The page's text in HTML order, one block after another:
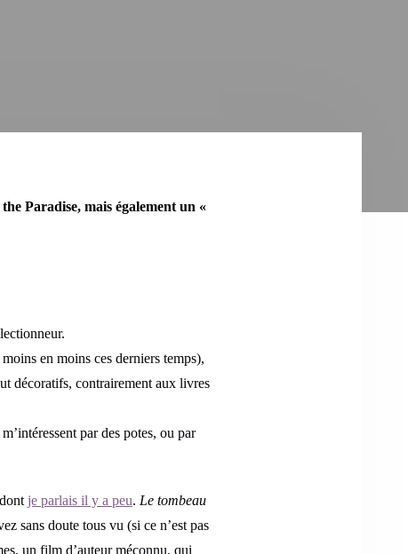
Paradise, mais également un «
en moins ces derniers temps),
décoratifs, contrairement aux livres
par des potes, ou par
je parlais il y a peu. Le tombeau
sans doute tous vu (si ce n’est pas
un film d’auteur méconnu, qui